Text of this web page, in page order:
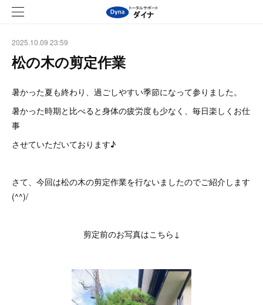
2025.10.09 23:59
松の木の剪定作業
暑かった夏も終わり、過ごしやすい季節になって参りました。
暑かった時期と比べると身体の疲労度も少なく、毎日楽しくお仕
事
させていただいております♪
さて、今回は松の木の剪定作業を行ないましたのでご紹介します
(^^)/
剪定前のお写真はこちら↓